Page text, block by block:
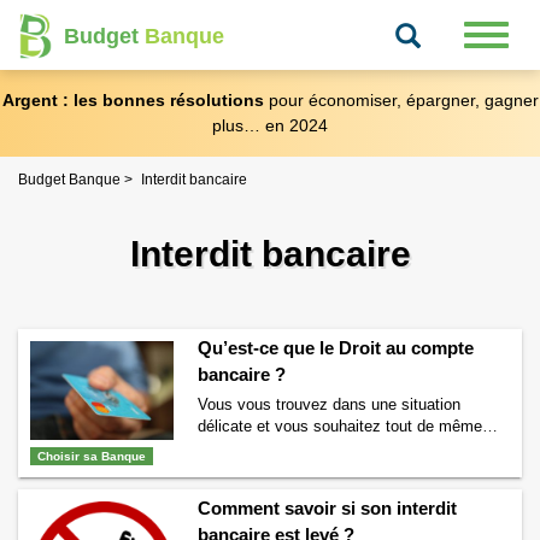
Budget Banque Recherche
Argent : les bonnes résolutionspour économiser, épargner, gagner
plus… en 2024
Budget Banque Interdit bancaire
Interdit bancaire
Choisir sa Banque
Qu’est-ce que le Droit au compte
bancaire ?
Vous vous trouvez dans une situation
délicate et vous souhaitez tout de même
Sachez qu’en France il existe ce que l’on
appelle le droit au compte bancaire. On
Comment savoir si son interdit
bancaire est levé ?